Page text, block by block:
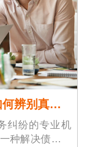
河源揭秘收债公司都可靠吗？如何辨别真假！
纠纷的专业机
种解决债务问